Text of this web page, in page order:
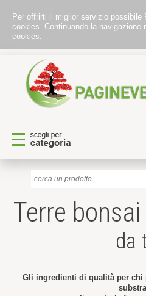
Per offrirti il miglior servizio possibile
cookies. Continuando la navigazione
cookies.
Terre bonsai
da
Gli ingredienti di qualità per chi